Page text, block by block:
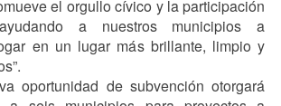
el orgullo cívico y la participación
a nuestros municipios a
en un lugar más brillante, limpio y
oportunidad de subvención otorgará